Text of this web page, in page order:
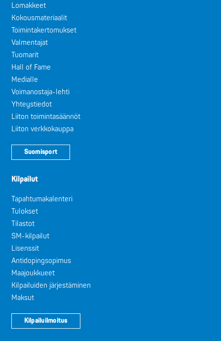
Lomakkeet
Kokousmateriaalit
Toimintakertomukset
Valmentajat
Tuomarit
Hall of Fame
Medialle
Voimanostaja-lehti
Yhteystiedot
Liiton toimintasäännöt
Liiton verkkokauppa
Suomisport
Kilpailut
Tapahtumakalenteri
Tulokset
Tilastot
SM-kilpailut
Lisenssit
Antidopingsopimus
Maajoukkueet
Kilpailuiden järjestäminen
Maksut
Kilpailuilmoitus